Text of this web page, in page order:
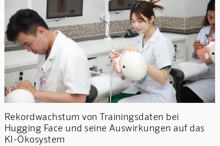
Rekordwachstum von Trainingsdaten bei
Hugging Face und seine Auswirkungen auf das
KI-Ökosystem